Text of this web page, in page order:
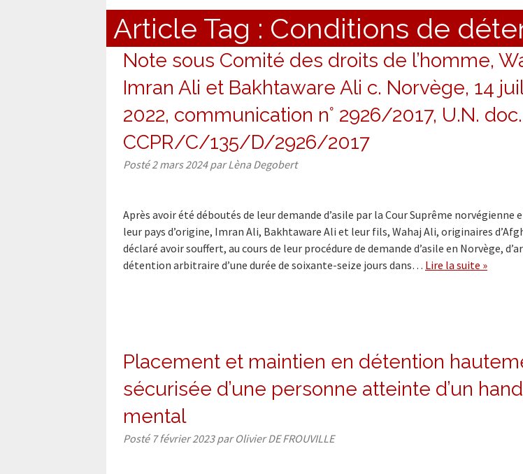
Article Tag : Conditions de
Note sous Comité des droits de l’homme,
Imran Ali et Bakhtaware Ali c. Norvège, 14
2022, communication n° 2926/2017, U.N. doc.
CCPR/C/135/D/2926/2017
Posté2 mars 2024 par Lèna Degobert
Après avoir été déboutés de leur demande d’asile par la Cour Suprême norvégienne
leur pays d’origine, Imran Ali, Bakhtaware Ali et leur fils, Wahaj Ali, originaires
déclaré avoir souffert, au cours de leur procédure de demande d’asile en Norvège,
détention arbitraire d’une durée de soixante-seize jours dans… Lire la suite »
Placement et maintien en détention
sécurisée d’une personne atteinte d’un
mental
Posté 7 février 2023 par Olivier DE FROUVILLE